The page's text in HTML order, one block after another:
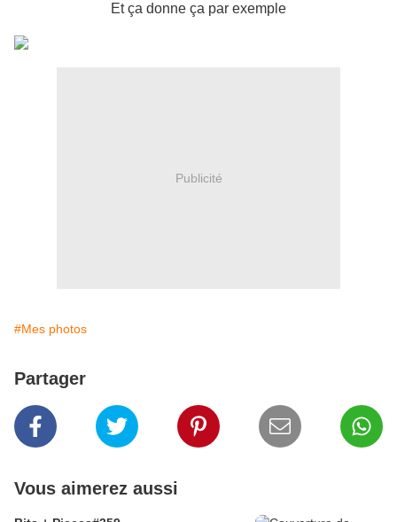
Et ça donne ça par exemple
Publicité
#Mes photos
Partager
Vous aimerez aussi